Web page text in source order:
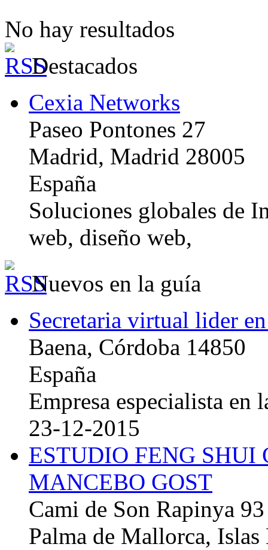
No hay resultados
Destacados
Cexia Networks
Paseo Pontones 27
Madrid, Madrid 28005
España
Soluciones globales de
web, diseño web,
Nuevos en la guía
Secretaria virtual lider
Baena, Córdoba 14850
España
Empresa especialista en
23-12-2015
ESTUDIO FENG
MANCEBO GOST
Cami de Son Rapinya 93
Palma de Mallorca, Islas